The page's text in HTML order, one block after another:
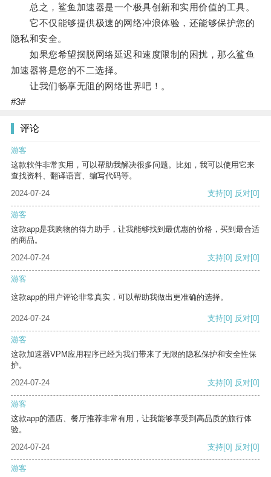
总之，鲨鱼加速器是一个极具创新和实用价值的工具。
它不仅能够提供极速的网络冲浪体验，还能够保护您的
隐私和安全。
如果您希望摆脱网络延迟和速度限制的困扰，那么鲨鱼
加速器将是您的不二选择。
让我们畅享无阻的网络世界吧！。
#3#
评论
游客
这款软件非常实用，可以帮助我解决很多问题。比如，我可以使用它来
查找资料、翻译语言、编写代码等。
2024-07-24
支持[0] 反对[0]
游客
这款app是我购物的得力助手，让我能够找到最优惠的价格，买到最合适
的商品。
2024-07-24
支持[0] 反对[0]
游客
这款app的用户评论非常真实，可以帮助我做出更准确的选择。
2024-07-24 支持[0] 反对[0]
游客
这款加速器VPM应用程序已经为我们带来了无限的隐私保护和安全性保
护。
2024-07-24
支持[0] 反对[0]
游客
这款app的酒店、餐厅推荐非常有用，让我能够享受到高品质的旅行体
验。
2024-07-24
支持[0] 反对[0]
游客